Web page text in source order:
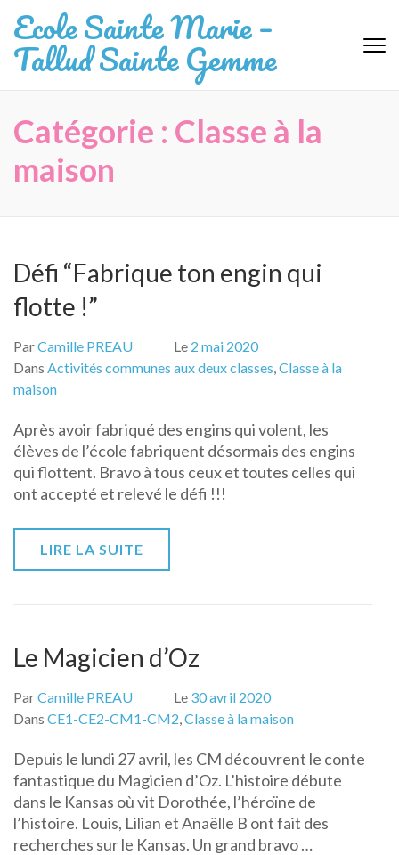
au
contenu
(Pressez
Ecole Sainte Marie –
Tallud Sainte Gemme
Catégorie : Classe à la
maison
Défi “Fabrique ton engin qui
flotte !”
ParCamille PREAU Le 2 mai 2020
Dans Activités communes aux deux classes,Classe à la
maison
Après avoir fabriqué des engins qui volent, les
élèves de l’école fabriquent désormais des engins
qui flottent. Bravo à tous ceux et toutes celles qui
ont accepté et relevé le défi !!!
LIRE LA SUITE
Le Magicien d’Oz
ParCamille PREAU Le 30 avril 2020
Dans CE1-CE2-CM1-CM2,Classe à la maison
Depuis le lundi 27 avril, les CM découvrent le conte
fantastique du Magicien d’Oz. L’histoire débute
dans le Kansas où vit Dorothée, l’héroïne de
l’histoire. Louis, Lilian et Anaëlle B ont fait des
recherches sur le Kansas. Un grand bravo …